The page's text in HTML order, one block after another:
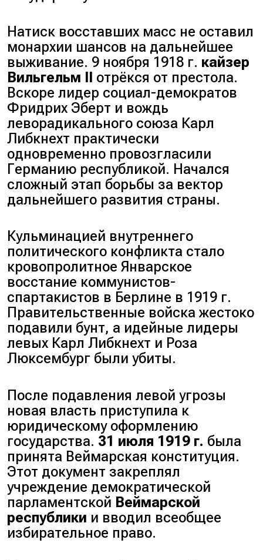
Натиск восставших масс не оставил
монархии шансов на дальнейшее
выживание. 9 ноября 1918 г. кайзер
Вильгельм II
отрёкся от престола.
Вскоре лидер социал-демократов
Фридрих Эберт и вождь
леворадикального союза Карл
Либкнехт практически
одновременно провозгласили
Германию республикой. Начался
сложный этап борьбы за вектор
дальнейшего развития страны.
Кульминацией внутреннего
политического конфликта стало
кровопролитное Январское
восстание коммунистов-
спартакистов в Берлине в 1919 г.
Правительственные войска жестоко
подавили бунт, а идейные лидеры
левых Карл Либкнехт и Роза
Люксембург были убиты.
После подавления левой угрозы
новая власть приступила к
юридическому оформлению
государства. 31 июля 1919 г. была
принята Веймарская конституция.
Этот документ закреплял
учреждение демократической
парламентской Веймарской
республики и вводил всеобщее
избирательное право.